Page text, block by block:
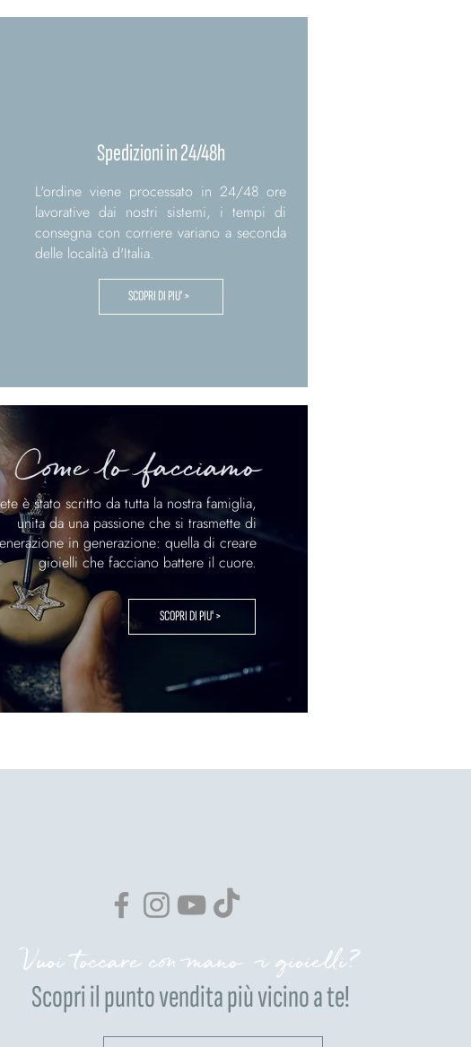
Spedizioni in 24/48h
L'ordine viene processato in 24/48 ore
lavorative dai nostri sistemi, i tempi di
consegna con corriere variano a seconda
delle località d'Italia.
SCOPRI DI PIU' >
Come lo facciamo
è stato scritto da tutta la nostra famiglia,
unita da una passione che si trasmette di
in generazione: quella di creare
gioielli che facciano battere il cuore.
SCOPRI DI PIU' >
Vuoi toccare con mano i gioielli?
Scopri il punto vendita più vicino a te!